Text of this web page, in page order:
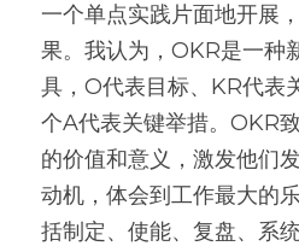
一个单点实践片面地开展
果。我认为，OKR是一种
具，O代表目标、KR代表
个A代表关键举措。OKR
的价值和意义，激发他们
动机，体会到工作最大的
括制定、使能、复盘、系